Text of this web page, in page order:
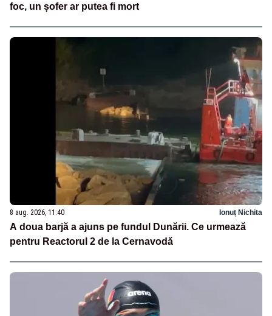
foc, un șofer ar putea fi mort
8 aug. 2026, 11:40 Ionuț Nichita
A doua barjă a ajuns pe fundul Dunării. Ce urmează
pentru Reactorul 2 de la Cernavodă